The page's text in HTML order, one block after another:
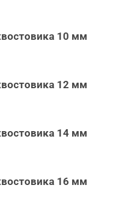
10 мм
12 мм
14 мм
16 мм